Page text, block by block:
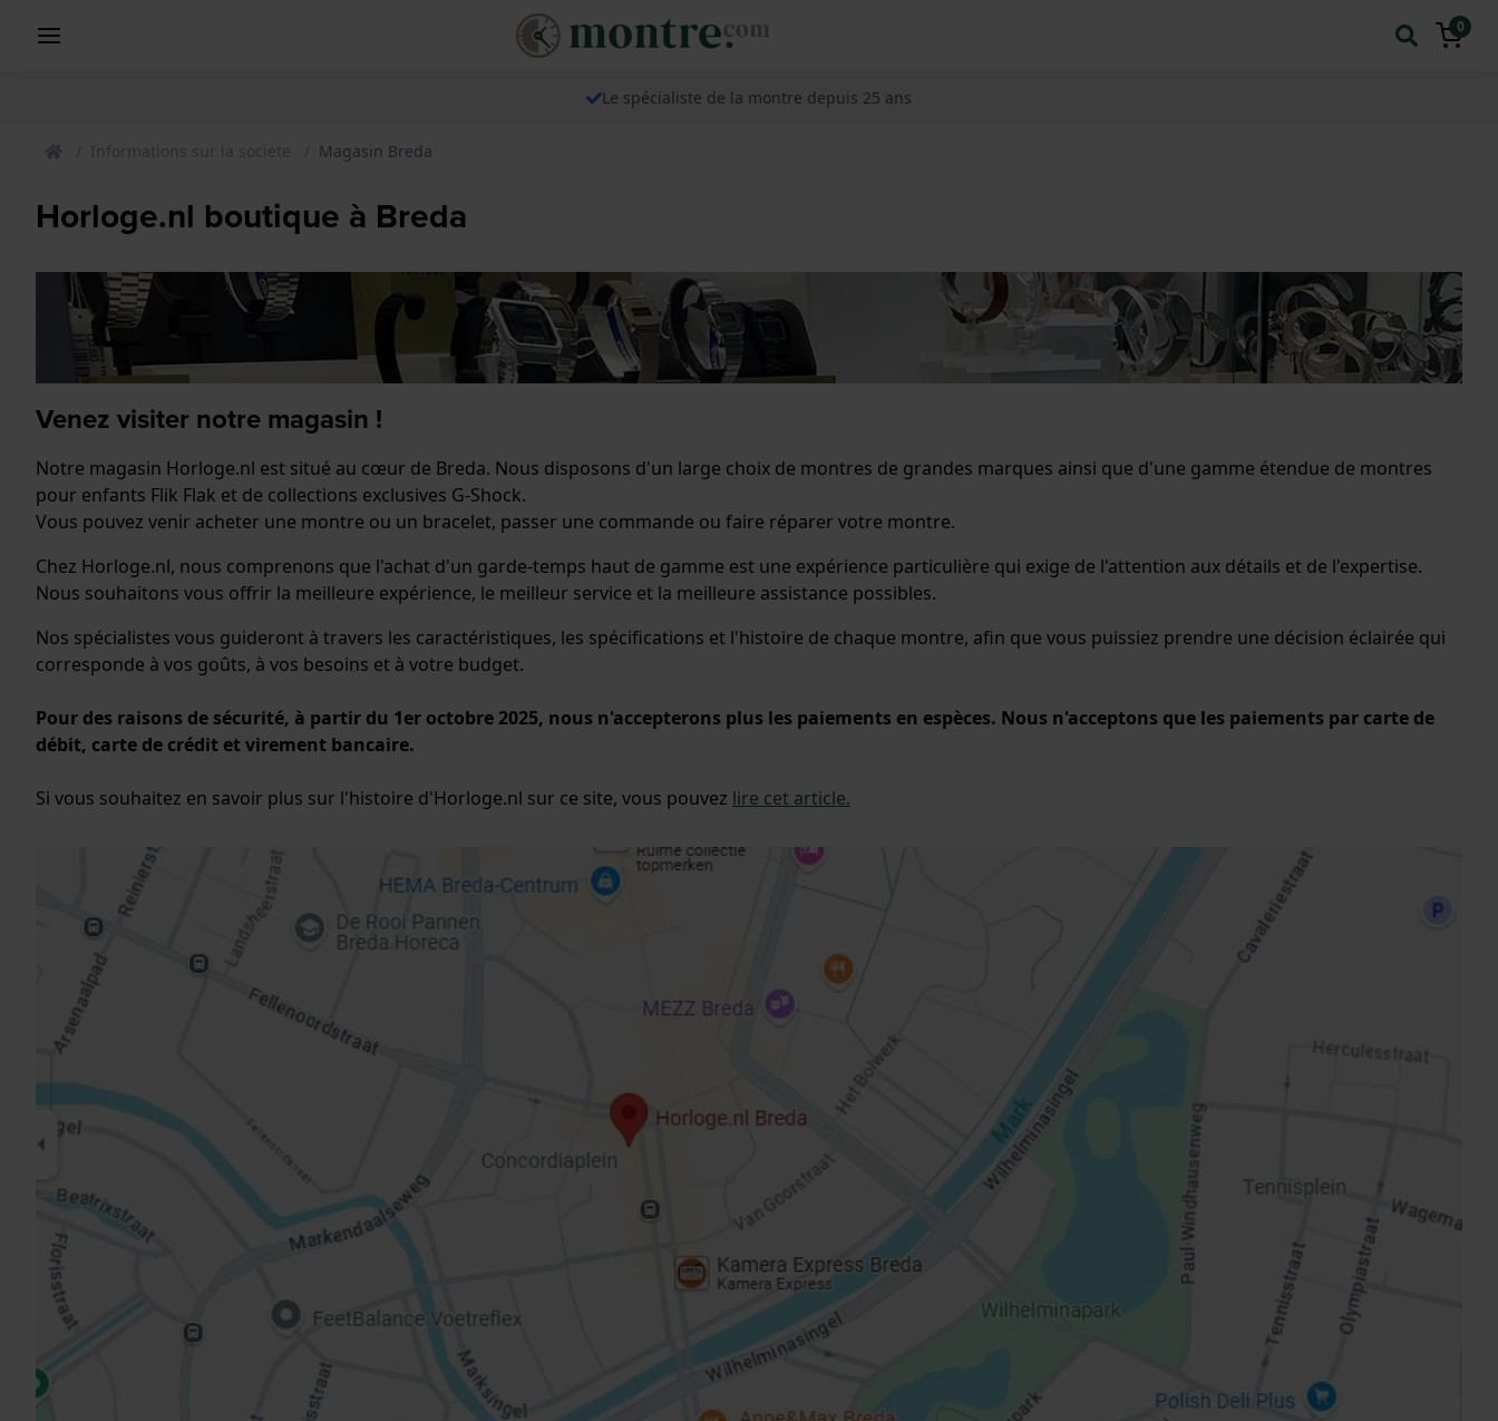
0
Le spécialiste de la montre depuis 25 ans
Informations sur la societe Magasin Breda
Horloge.nl boutique à Breda
Venez visiter notre magasin !
Notre magasin Horloge.nl est situé au cœur de Breda. Nous disposons d'un large choix de montres de grandes marques ainsi que d'une gamme étendue de montres
pour enfants Flik Flak et de collections exclusives G-Shock.
Vous pouvez venir acheter une montre ou un bracelet, passer une commande ou faire réparer votre montre.
Chez Horloge.nl, nous comprenons que l'achat d'un garde-temps haut de gamme est une expérience particulière qui exige de l'attention aux détails et de l'expertise.
Nous souhaitons vous offrir la meilleure expérience, le meilleur service et la meilleure assistance possibles.
Nos spécialistes vous guideront à travers les caractéristiques, les spécifications et l'histoire de chaque montre, afin que vous puissiez prendre une décision éclairée qui
corresponde à vos goûts, à vos besoins et à votre budget.
Pour des raisons de sécurité, à partir du 1er octobre 2025, nous n'accepterons plus les paiements en espèces. Nous n'acceptons que les paiements par carte de
débit, carte de crédit et virement bancaire.
Si vous souhaitez en savoir plus sur l'histoire d'Horloge.nl sur ce site, vous pouvez lire cet article.